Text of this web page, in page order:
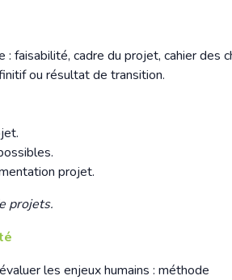
faisabilité, cadre du projet, cahier des
ou résultat de transition.
projet.
projets.
les enjeux humains : méthode